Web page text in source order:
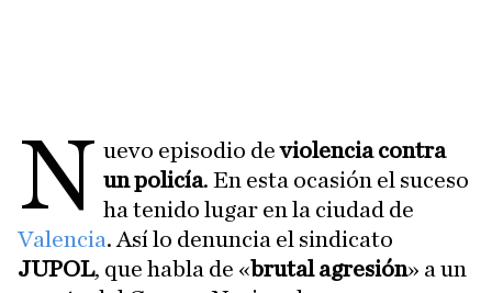
N uevo episodio deviolencia contra
un policía. En esta ocasión el suceso
ha tenido lugar en la ciudad de
Valencia. Así lo denuncia el sindicato
JUPOL, que habla de «brutal agresión» a un